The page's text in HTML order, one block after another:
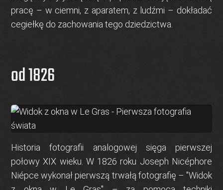
pracę – w ciemni, z aparatem, z ludźmi – dokładać
cegiełkę do zachowania tego dziedzictwa.
od 1826
Historia fotografii analogowej sięga pierwszej
połowy XIX wieku. W 1826 roku Joseph Nicéphore
Niépce wykonał pierwszą trwałą fotografię – "Widok